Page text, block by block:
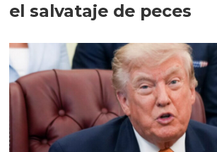
el salvataje de peces